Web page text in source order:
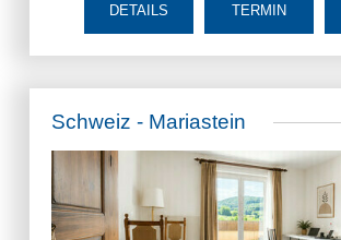
TERMIN
DETAILS
Schweiz - Mariastein